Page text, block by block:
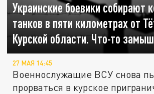
Украинские боевики собирают
танков в пяти километрах от
Курской области. Что-то
27 МАЯ 14:45
Военнослужащие ВСУ снова
прорваться в курское